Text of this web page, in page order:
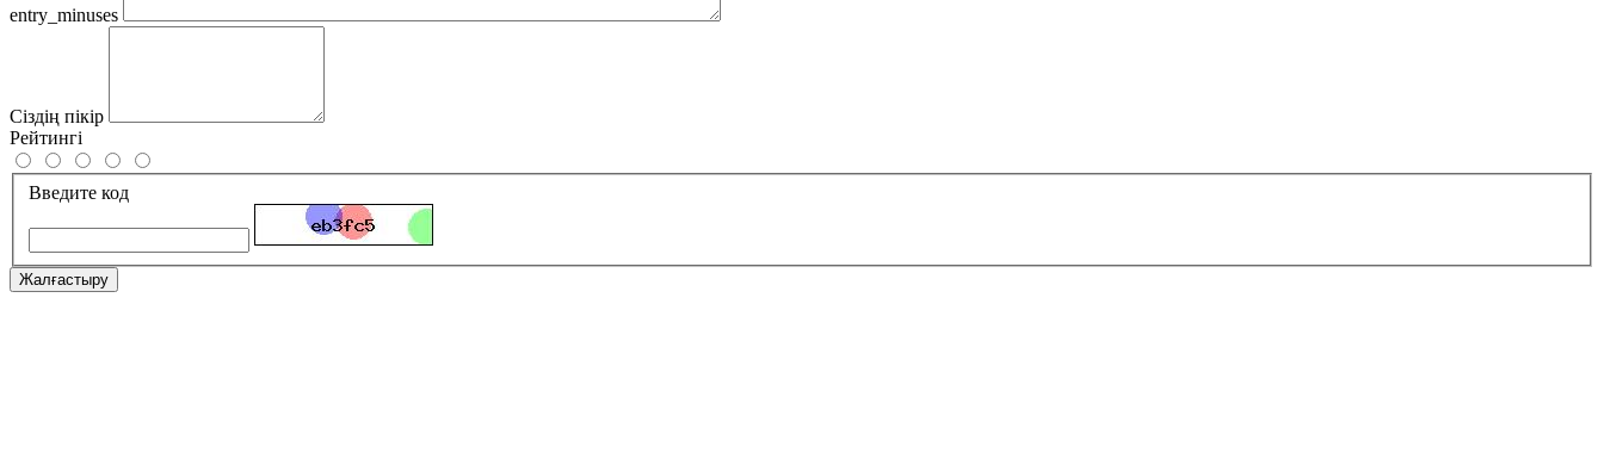
entry_minuses
Сіздің пікір
Рейтингі
Введите код
Жалғастыру